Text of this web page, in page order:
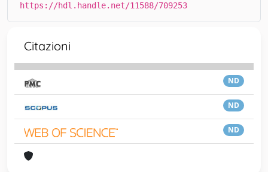
https://hdl.handle.net/11588/709253
Citazioni
ND
ND
ND